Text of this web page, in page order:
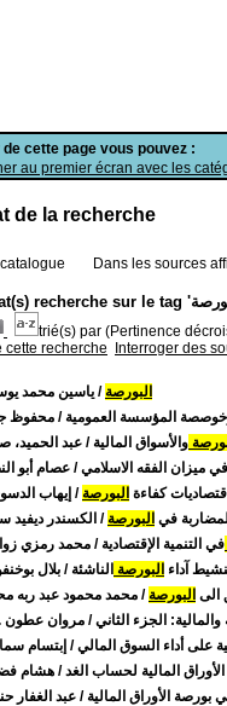
cette page vous pouvez :
au premier écran avec les
de la recherche
Dans les sources
trié(s) par (Pertinence
cette recherche
Interroger des
البورصة / ياسين محمد
المؤسسة العمومية / محفوظ
والأسواق المالية / عبد الحميد،
ميزان الفقه الاسلامي/ عصام أبو
كفاءة البورصة / إيهاب
في البورصة / الكسندر ديفيد
في التنمية الإقتصادية / محمد رمزي
آداء البورصة الناشئة / بلال
الى البورصة / محمد محمود عبد ربه
والمالية: الجزء الثاني/ مروان عطون
على أداء السوق المالي/ إبتسام
المالية لحساب الغد/ هشام
بورصة الأوراق المالية / عبد الغفار